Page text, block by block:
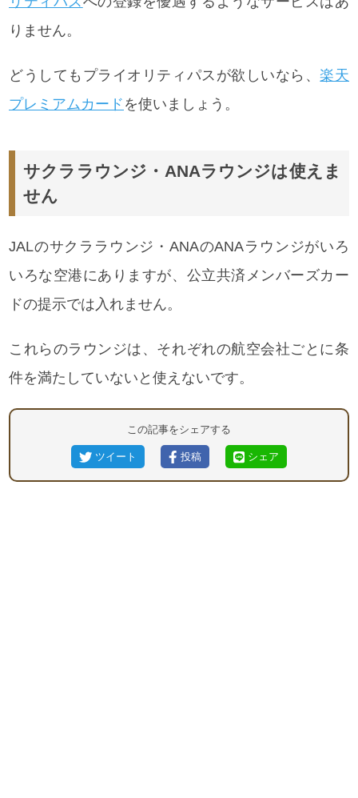
りません。
どうしてもプライオリティパスが欲しいなら、楽天
プレミアムカード を使いましょう。
サクララウンジ・ANAラウンジは使えま
せん
JALのサクララウンジ・ANAのANAラウンジがいろ
いろな空港にありますが、公立共済メンバーズカー
ドの提示では入れません。
これらのラウンジは、それぞれの航空会社ごとに条
件を満たしていないと使えないです。
この記事をシェアする
ツイート 投稿 シェア